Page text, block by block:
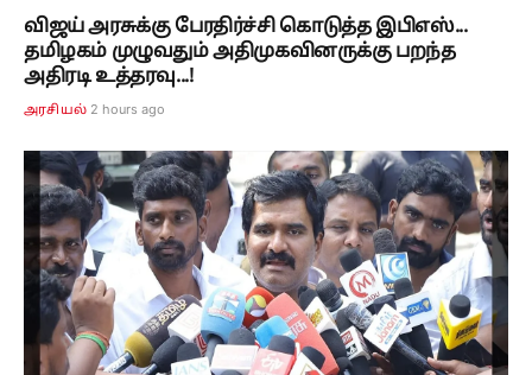
விஜய் அரசுக்கு பேரதிர்ச்சி கொடுத்த இபிஎஸ்...
தமிழகம் முழுவதும் அதிமுகவினருக்கு பறந்த
அதிரடி உத்தரவு...!
அரசியல் 2 hours ago